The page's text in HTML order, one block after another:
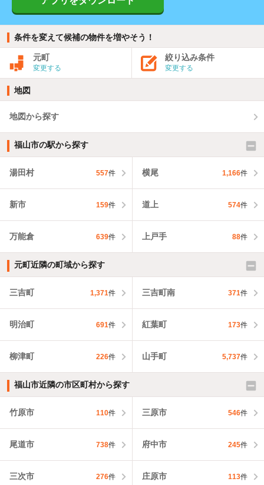
条件を変えて候補の物件を増やそう！
元町
変更する
絞り込み条件
変更する
地図
地図から探す
福山市の駅から探す
湯田村 557件 横尾 1,166件
新市 159件 道上 574件
万能倉 639件 上戸手 88件
元町近隣の町域から探す
三吉町 1,371件 三吉町南 371件
明治町 691件 紅葉町 173件
柳津町 226件 山手町 5,737件
福山市近隣の市区町村から探す
竹原市 110件 三原市 546件
尾道市 738件 府中市 245件
三次市 276件 庄原市 113件